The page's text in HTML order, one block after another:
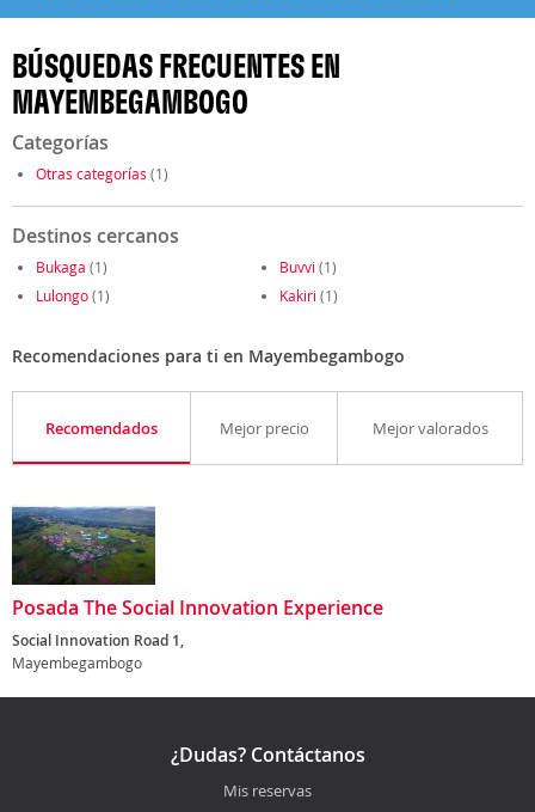
BÚSQUEDAS FRECUENTES EN
MAYEMBEGAMBOGO
Categorías
Otras categorías (1)
Destinos cercanos
Bukaga (1) Buvvi (1)
Lulongo(1) Kakiri (1)
Recomendaciones para ti en Mayembegambogo
Recomendados Mejor precio Mejor valorados
Posada The Social Innovation Experience
Social Innovation Road 1,
Mayembegambogo
¿Dudas? Contáctanos
Mis reservas